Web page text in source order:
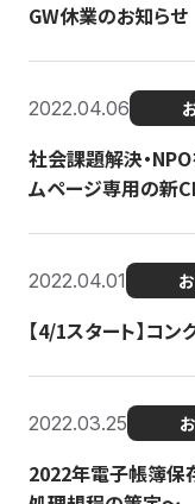
GW休業のお知らせ
2022.04.06
社会課題解決・
ムページ専用の新
2022.04.01
【4/1スタート】コ
2022.03.25
2022年電子帳簿保